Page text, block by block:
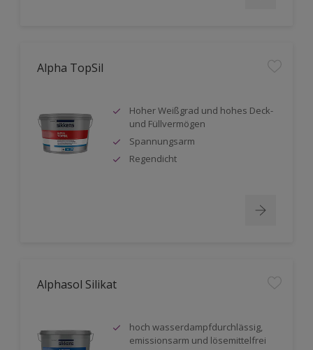
Alpha TopSil
Hoher Weißgrad und hohes Deck-
und Füllvermögen
Spannungsarm
Regendicht
Alphasol Silikat
hoch wasserdampfdurchlässig,
emissionsarm und lösemittelfrei